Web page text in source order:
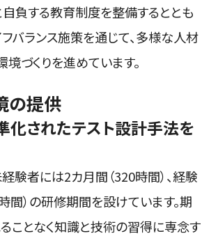
自負する教育制度を整備するととも
バランス施策を通じて、多様な人材
づくりを進めています。
の提供
化されたテスト設計手法を
験者には2カ月間（320時間）、経験
間）の研修期間を設けています。期
ことなく知識と技術の習得に専念す